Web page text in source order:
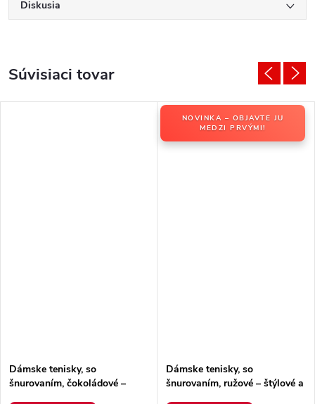
Diskusia
Súvisiaci tovar
Dámske tenisky, so
šnurovaním, čokoládové –
NOVINKA – OBJAVTE JU
MEDZI PRVÝMI!
Dámske tenisky, so
šnurovaním, ružové – štýlové a